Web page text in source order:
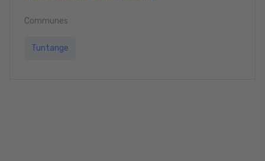
Communes
Tuntange